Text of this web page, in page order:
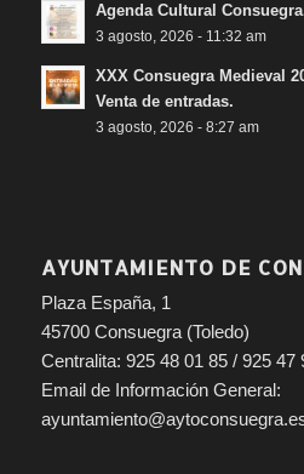
Agenda Cultural
3 agosto, 2026 - 11:32 am
XXX Consuegra Medieval
Venta de entradas.
3 agosto, 2026 - 8:27 am
AYUNTAMIENTO DE
Plaza España, 1
45700 Consuegra (Toledo)
Centralita: 925 48 01 85 / 925 47
Email de Información General: